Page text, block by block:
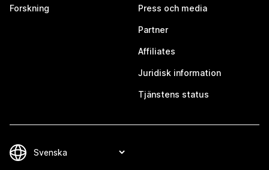
Forskning Press och media
Partner
Affiliates
Juridisk information
Tjänstens status